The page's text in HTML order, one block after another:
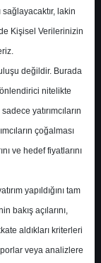
için
düşürdü,
İndir
lakin
Kişisel Verilerinizin
değildir. Burada
nitelikte
yatırımcıların
çoğalması
ve hedef fiyatlarını
yapıldığını tam
bakış açılarını,
aldıkları kriterleri
veya analizlere